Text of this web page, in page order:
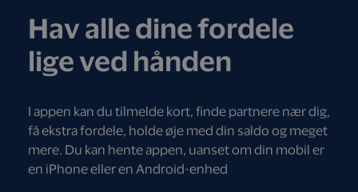
Hav alle dine fordele
lige ved hånden
I appen kan du tilmelde kort, finde partnere nær dig,
få ekstra fordele, holde øje med din saldo og meget
mere. Du kan hente appen, uanset om din mobil er
en iPhone eller en Android-enhed